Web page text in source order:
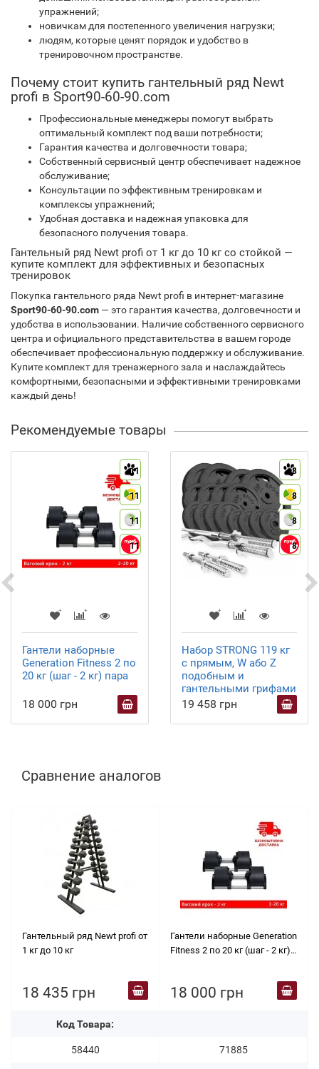
упражнений;
новичкам для постепенного увеличения нагрузки;
людям, которые ценят порядок и удобство в
тренировочном пространстве.
Почему стоит купить гантельный ряд Newt
profi в Sport90-60-90.com
Профессиональные менеджеры помогут выбрать
оптимальный комплект под ваши потребности;
Гарантия качества и долговечности товара;
Собственный сервисный центр обеспечивает надежное
обслуживание;
Консультации по эффективным тренировкам и
комплексы упражнений;
Удобная доставка и надежная упаковка для
безопасного получения товара.
Гантельный ряд Newt profi от 1 кг до 10 кг со стойкой —
купите комплект для эффективных и безопасных
тренировок
Покупка гантельного ряда Newt profi в интернет-магазине
Sport90-60-90.com — это гарантия качества, долговечности и
удобства в использовании. Наличие собственного сервисного
центра и официального представительства в вашем городе
обеспечивает профессиональную поддержку и обслуживание.
Купите комплект для тренажерного зала и наслаждайтесь
комфортными, безопасными и эффективными тренировками
каждый день!
Рекомендуемые товары
11
11
11
11
Гантели наборные
Generation Fitness 2 по
20 кг (шаг - 2 кг) пара
18 000 грн
8
8
8
8
Набор STRONG 119 кг
с прямым, W або Z
подобным и
гантельными грифами
19 458 грн
Сравнение аналогов
Гантельный ряд Newt profi от
1 кг до 10 кг
18 435 грн
Код Товара:
58440
Гантели наборные Generation
Fitness 2 по 20 кг (шаг - 2 кг)
18 000 грн
71885